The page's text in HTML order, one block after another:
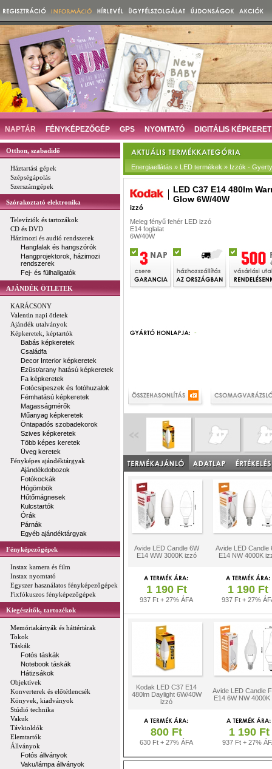
NAPTÁR FÉNYKÉPEZŐGÉP GPS NYOMTATÓ DIGITÁLIS KÉPKERET
Otthon, szabadidő
Háztartási gépek
Szépségápolás
Szerszámgépek
Szórakoztató elektronika
Televíziók és tartozákok
CD és DVD
Házimozi és audió rendszerek
Hangfalak és hangszórók
Hangprojektorok, házimozi
rendszerek
Fej- és fülhallgatók
AJÁNDÉK ÖTLETEK
KARÁCSONY
Valentin napi ötletek
Ajándék utalványok
Képkeretek, képtartók
Babás képkeretek
Családfa
Decor Interior képkeretek
Ezüst/arany hatású képkeretek
Fa képkeretek
Fotócsipeszek és fotóhuzalok
Fémhatású képkeretek
Magasságmérők
Műanyag képkeretek
Öntapadós szobadekorok
Szives képkeretek
Több képes keretek
Üveg keretek
Fényképes ajándéktárgyak
Ajándékdobozok
Fotókockák
Hógömbök
Hűtőmágnesek
Kulcstartók
Órák
Párnák
Egyéb ajándéktárgyak
Fényképezőgépek
Instax kamera és film
Instax nyomtató
Egyszer használatos fényképezőgépek
Fixfókuszos fényképezőgépek
Kiegészítők, tartozékok
Memóriakártyák és háttértárak
Tokok
Táskák
Fotós táskák
Notebook táskák
Hátizsákok
Objektívek
Konverterek és előtétlencsék
Könyvek, kiadványok
Stúdió technika
Vakuk
Távkioldók
Elemtartók
Állványok
Fotós állványok
Vaku/lámpa állványok
Energiaellátás » LED termékek » Izzók -
LED C37 E14 480lm
Glow 6W/40W
izzó
Meleg fényű fehér LED izzó
E14 foglalat
6W/40W
-
Avide LED Candle 6W
E14 WW 3000K izzó
Avide LED Candle
E14 NW 4000K
1 190 Ft
937 Ft + 27% ÁFA
1 190 Ft
937 Ft + 27%
Kodak LED C37 E14
480lm Daylight 6W/40W
izzó
Avide LED Candle
E14 6W NW 4000K
800 Ft
630 Ft + 27% ÁFA
1 190 Ft
937 Ft + 27%